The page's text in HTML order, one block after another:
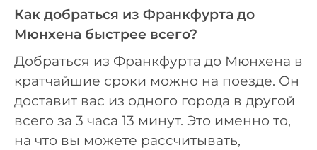
Как добраться из Франкфурта до
Мюнхена быстрее всего?
Добраться из Франкфурта до Мюнхена в
кратчайшие сроки можно на поезде. Он
доставит вас из одного города в другой
всего за 3 часа 13 минут. Это именно то,
на что вы можете рассчитывать,